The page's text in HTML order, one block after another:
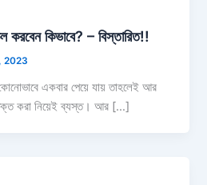
করবেন কিভাবে? – বিস্তারিত!!
2023
একবার পেয়ে যায় তাহলেই আর
করা নিয়েই ব্যস্ত। আর […]